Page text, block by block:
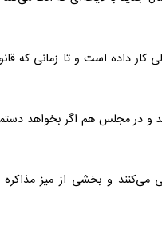
کار داده است و تا زمانی که
و در مجلس هم اگر بخواهد
می‌کنند و بخشی از میز مذاکره